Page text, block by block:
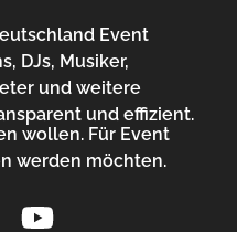
Event
DJs, Musiker,
und weitere
und effizient.
wollen. Für Event
werden möchten.